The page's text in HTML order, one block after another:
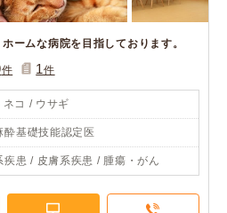
ームな病院を目指しております。
件 1件
ネコ / ウサギ
酔基礎技能認定医
疾患 / 皮膚系疾患 / 腫瘍・がん